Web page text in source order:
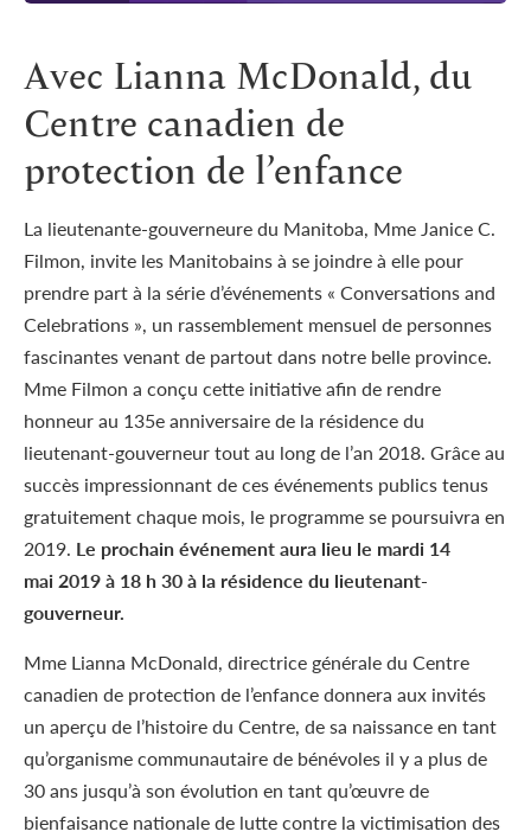
Avec Lianna McDonald, du
Centre canadien de
protection de l’enfance
La lieutenante-gouverneure du Manitoba, MmeJanice C.
Filmon, invite les Manitobains à se joindre à elle pour
prendre part à la série d’événements « Conversations and
Celebrations », un rassemblement mensuel de personnes
fascinantes venant de partout dans notre belle province.
Mme Filmon a conçu cette initiative afin de rendre
honneur au 135eanniversaire de la résidence du
lieutenant-gouverneur tout au long de l’an 2018. Grâce au
succès impressionnant de ces événements publics tenus
gratuitement chaque mois, le programme se poursuivra en
2019. Le prochain événement aura lieu le mardi 14
mai 2019 à 18 h 30 à la résidence du lieutenant-
gouverneur.
Mme Lianna McDonald, directrice générale du Centre
canadien de protection de l’enfance donnera aux invités
un aperçu de l’histoire du Centre, de sa naissance en tant
qu’organisme communautaire de bénévoles il y a plus de
30 ans jusqu’à son évolution en tant qu’œuvre de
bienfaisance nationale de lutte contre la victimisation des